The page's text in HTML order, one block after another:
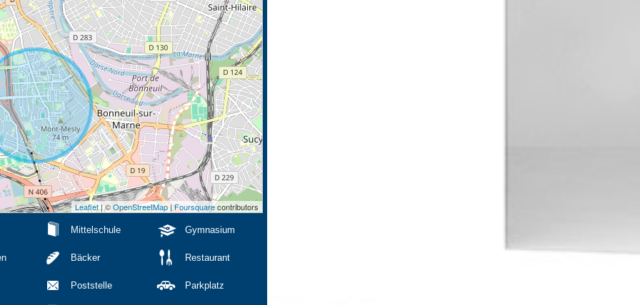
Leaflet| ©OpenStreetMap|Foursquarecontributors
Mittelschule Gymnasium
Bäcker Restaurant
Poststelle Parkplatz